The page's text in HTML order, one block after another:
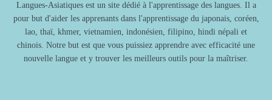
Langues-Asiatiques est un site dédié à l'apprentissage des langues. Il a
pour but d'aider les apprenants dans l'apprentissage du japonais, coréen,
lao, thaï, khmer, vietnamien, indonésien, filipino, hindi népali et
chinois. Notre but est que vous puissiez apprendre avec efficacité une
nouvelle langue et y trouver les meilleurs outils pour la maîtriser.